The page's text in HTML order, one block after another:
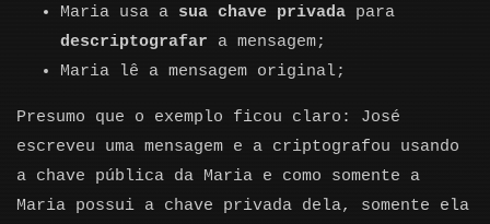
Maria usa a sua chave privada para
descriptografar a mensagem;
Maria lê a mensagem original;
Presumo que o exemplo ficou claro: José
escreveu uma mensagem e a criptografou usando
a chave pública da Maria e como somente a
Maria possui a chave privada dela, somente ela